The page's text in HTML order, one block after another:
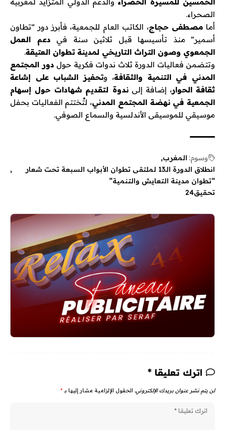
الصحراء.
أما مصطفى حجاج، الكاتب العام للجمعية، فأبرز دور “تطاون
أسمير” منذ تأسيسها قبل ثلاثين سنة في دعم العمل
الجمعوي وصون التراث التاريخي لمدينة تطوان العتيقة.
وتتضمن فعاليات الدورة ثلاث ندوات فكرية حول دور المجتمع
المدني في التنمية والثقافة، وتحفيز الشباب على إشاعة
ثقافة الحوار، إضافة إلىندوة لتقديم شهادات حول إسهام
الجمعية في نهضة المجتمع المدني، لتُختتم الفعاليات بحفل
موسيقي للموسيقى الأندلسية والسماع الصوفي.
وسوم: المغرب
انطلاق الدورة الـ13 لملتقى تطوان الأبواب السبعة تحت شعار
“تطوان مدينة التعايش والتنمية”
تحقيق24
اترك تعليقا *
لن يتم نشر عنوان بريدك الإلكتروني. الحقول الإلزامية مشار إليها بـ *